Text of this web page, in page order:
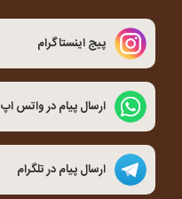
پیج اینستاگرام
ارسال پیام در واتس اپ
ارسال پیام در تلگرام